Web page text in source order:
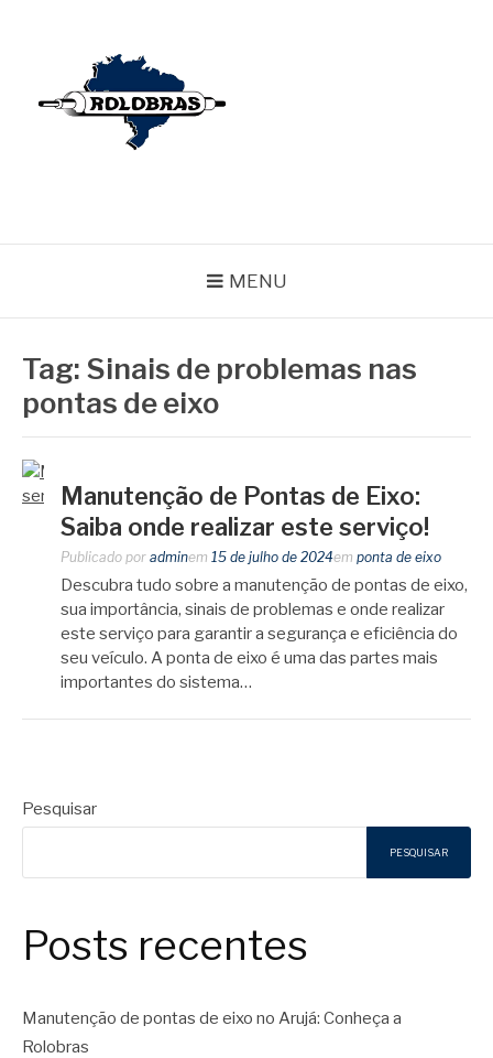
MENU
Tag: Sinais de problemas nas
pontas de eixo
Manutenção de Pontas de Eixo:
Saiba onde realizar este serviço!
Publicado por adminem 15 de julho de 2024em ponta de eixo
Descubra tudo sobre a manutenção de pontas de eixo,
sua importância, sinais de problemas e onde realizar
este serviço para garantir a segurança e eficiência do
seu veículo. A ponta de eixo é uma das partes mais
importantes do sistema…
Pesquisar
PESQUISAR
Posts recentes
Manutenção de pontas de eixo no Arujá: Conheça a
Rolobras